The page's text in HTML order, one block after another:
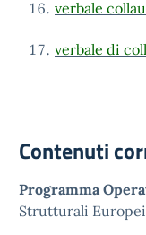
verbale
verbale di
Contenuti
Programma
Strutturali Europei